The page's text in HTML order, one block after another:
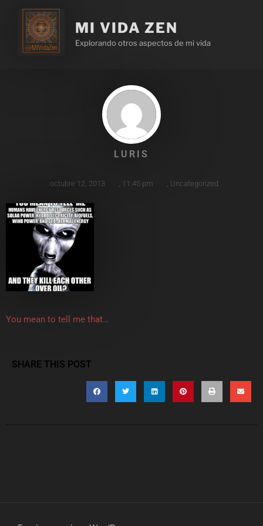
MI VIDA ZEN
Explorando otros aspectos de mi vida
LURIS
octubre 12, 2013 11:45 pm Uncategorized
You mean to tell me that…
SHARE THIS POST